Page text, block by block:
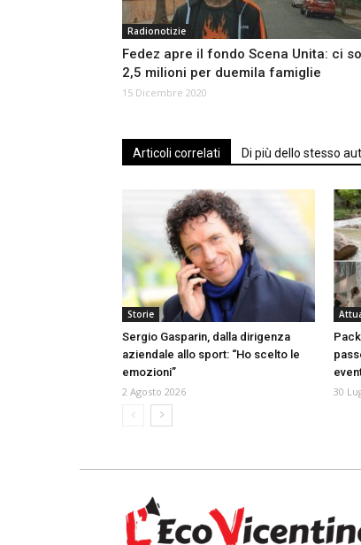
Radionotizie
Fedez apre il fondo Scena Unita: ci
2,5 milioni per duemila famiglie
15 Dicembre 2020
Articoli correlati Di più dello stesso
Storie
Sergio Gasparin, dalla dirigenza
aziendale allo sport: “Ho scelto le
emozioni”
2 Agosto 2026
30